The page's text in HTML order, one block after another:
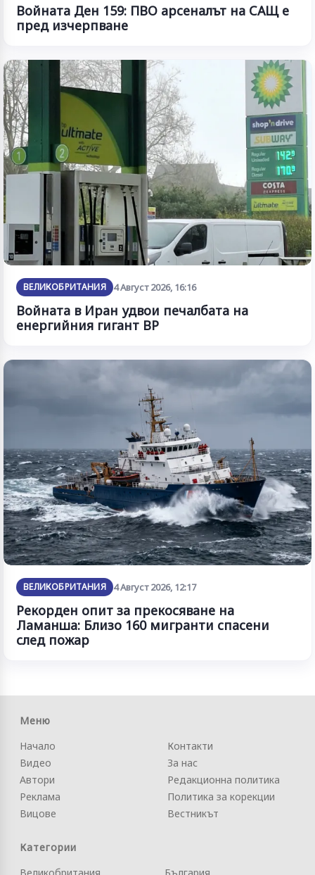
Войната Ден 159: ПВО арсеналът на САЩ е
пред изчерпване
ВЕЛИКОБРИТАНИЯ 4 Август 2026, 16:16
Войната в Иран удвои печалбата на
енергийния гигант BP
ВЕЛИКОБРИТАНИЯ 4 Август 2026, 12:17
Рекорден опит за прекосяване на
Ламанша: Близо 160 мигранти спасени
след пожар
Меню
Начало
Видео
Автори
Реклама
Вицове
Контакти
За нас
Редакционна политика
Политика за корекции
Вестникът
Категории